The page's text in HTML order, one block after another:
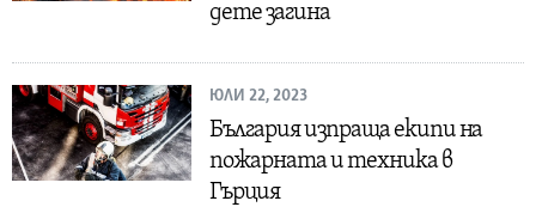
дете загина
ЮЛИ 22, 2023
България изпраща екипи на
пожарната и техника в
Гърция